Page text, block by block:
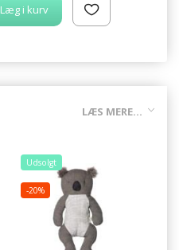
Læg i kurv
LÆS MERE...
Udsolgt
-20%